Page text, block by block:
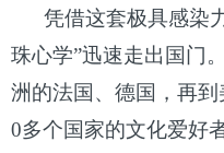
凭借这套极具感染
珠心学”迅速走出国门
洲的法国、德国，再
0多个国家的文化爱好